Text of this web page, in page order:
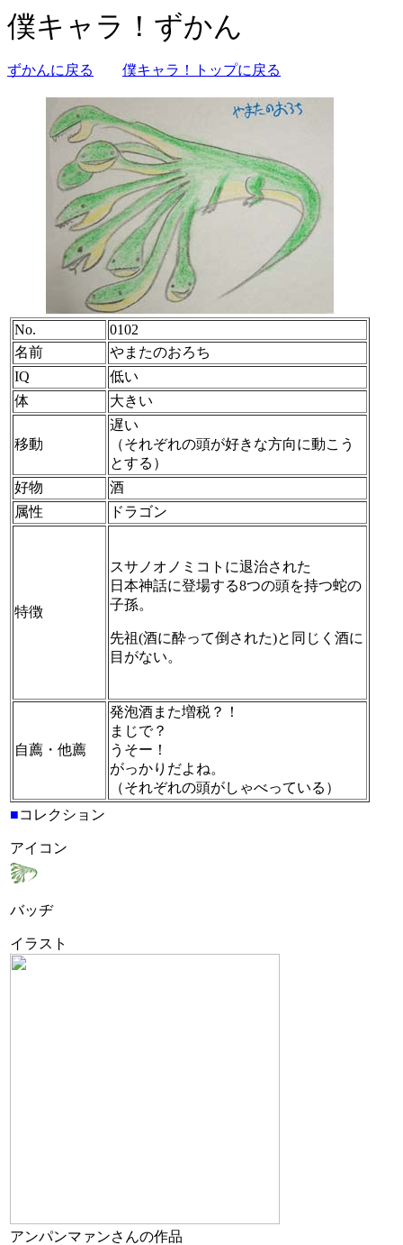
僕キャラ！ずかん
ずかんに戻る 僕キャラ！トップに戻る
No.
0102
名前
やまたのおろち
IQ
低い
体
大きい
移動
遅い
（それぞれの頭が好きな方向に動こう
とする）
好物
酒
属性
ドラゴン
特徴
スサノオノミコトに退治された
日本神話に登場する8つの頭を持つ蛇の
子孫。
先祖(酒に酔って倒された)と同じく酒に
目がない。
自薦・他薦
発泡酒また増税？！
まじで？
うそー！
がっかりだよね。
（それぞれの頭がしゃべっている）
■コレクション
アイコン
バッヂ
イラスト
アンパンマァンさんの作品